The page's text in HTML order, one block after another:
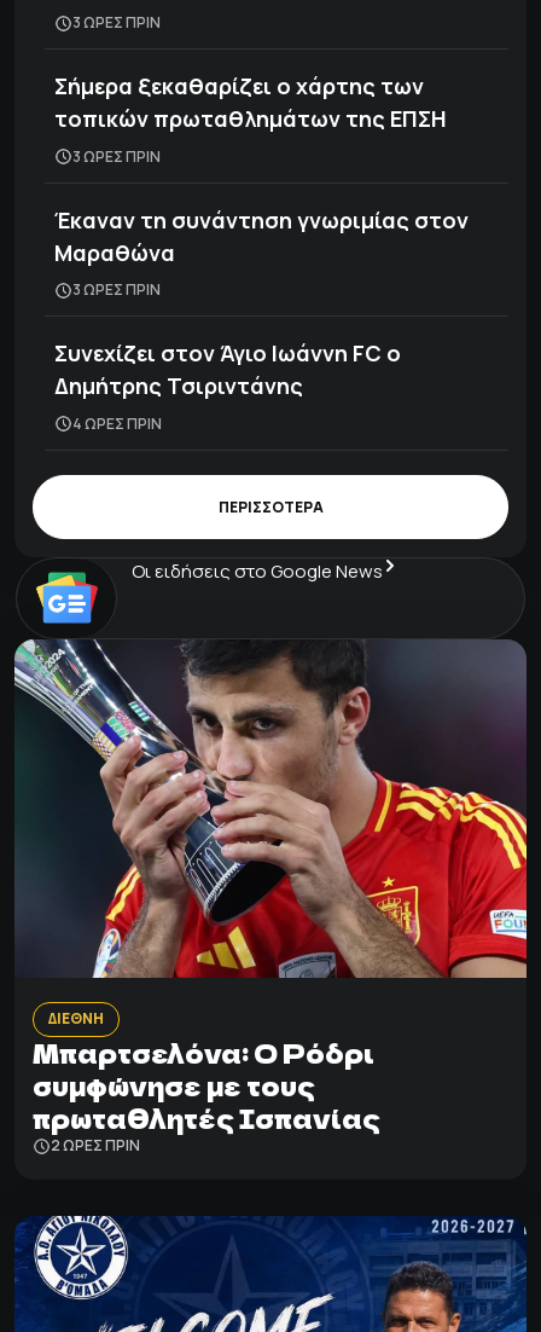
3 ΩΡΕΣ ΠΡΙΝ
Σήμερα ξεκαθαρίζει ο χάρτης των
τοπικών πρωταθλημάτων της ΕΠΣΗ
3 ΩΡΕΣ ΠΡΙΝ
Έκαναν τη συνάντηση γνωριμίας στον
Μαραθώνα
3 ΩΡΕΣ ΠΡΙΝ
Συνεχίζει στον Άγιο Ιωάννη FC ο
Δημήτρης Τσιριντάνης
4 ΩΡΕΣ ΠΡΙΝ
ΠΕΡΙΣΣΟΤΕΡΑ
Οι ειδήσεις στο Google News
ΔΙΕΘΝΗ
Μπαρτσελόνα: Ο Ρόδρι
συμφώνησε με τους
πρωταθλητές Ισπανίας
2 ΩΡΕΣ ΠΡΙΝ